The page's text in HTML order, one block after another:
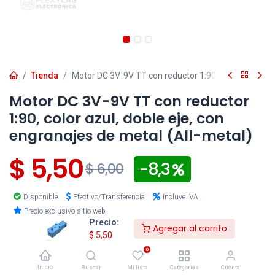
Precio:
$ 5,50
Agregar al carrito
Inicio Buscar
0
Mi lista Categorías Cuenta
Tienda Motor DC 3V-9V TT con reductor 1:90, color azul,
Motor DC 3V-9V TT con reductor
1:90, color azul, doble eje, con
engranajes de metal (All-metal)
$ 5,50$6,00 - 8,3
Disponible Efectivo/Transferencia
Incluye IVA
Precio exclusivo sitio web
Los pedidos confirmadosdespués de las 16:30 para
entregas en la ciudad de Cuenca y después de las 15:00
para envíos al resto del país, serán procesados el
siguiente día hábil